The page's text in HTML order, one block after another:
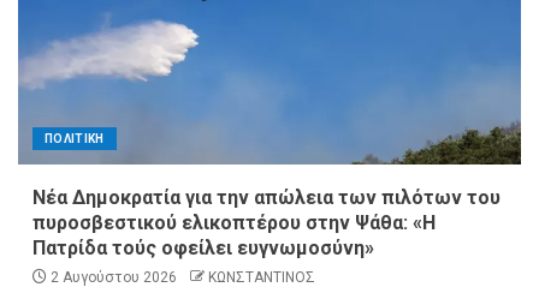
ΠΟΛΙΤΙΚΗ
Νέα Δημοκρατία για την απώλεια των πιλότων του
πυροσβεστικού ελικοπτέρου στην Ψάθα: «Η
Πατρίδα τούς οφείλει ευγνωμοσύνη»
2 Αυγούστου 2026 ΚΩΝΣΤΑΝΤΙΝΟΣ